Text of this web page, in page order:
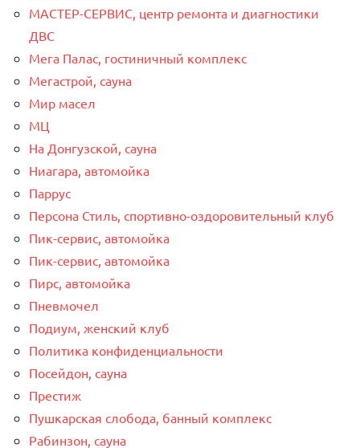
МАСТЕР-СЕРВИС, центр ремонта и диагностики
ДВС
Мега Палас, гостиничный комплекс
Мегастрой, сауна
Мир масел
МЦ
На Донгузской, сауна
Ниагара, автомойка
Паррус
Персона Стиль, спортивно-оздоровительный клуб
Пик-сервис, автомойка
Пик-сервис, автомойка
Пирс, автомойка
Пневмочел
Подиум, женский клуб
Политика конфиденциальности
Посейдон, сауна
Престиж
Пушкарская слобода, банный комплекс
Рабинзон, сауна